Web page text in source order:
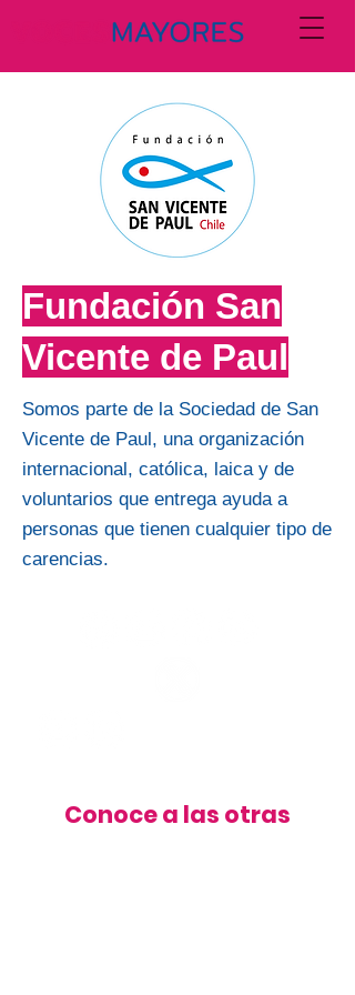
Fundación San
Vicente de Paul
Somos parte de la Sociedad de San
Vicente de Paul, una organización
internacional, católica, laica y de
voluntarios que entrega ayuda a
personas que tienen cualquier tipo de
carencias.
Conoce a las otras